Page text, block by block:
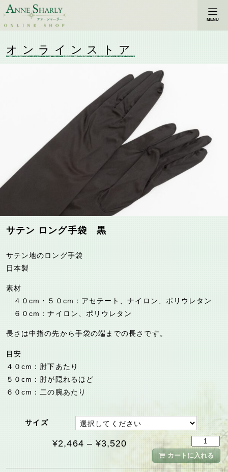
MENU
オンラインストア
サテン ロング手袋 黒
サテン地のロング手袋
日本製
素材
４０cm・５０cm：アセテート、ナイロン、ポリウレタン
６０cm：ナイロン、ポリウレタン
長さは中指の先から手袋の端までの長さです。
目安
４０cm：肘下あたり
５０cm：肘が隠れるほど
６０cm：二の腕あたり
サイズ
¥2,464 – ¥3,520
カートに入れる